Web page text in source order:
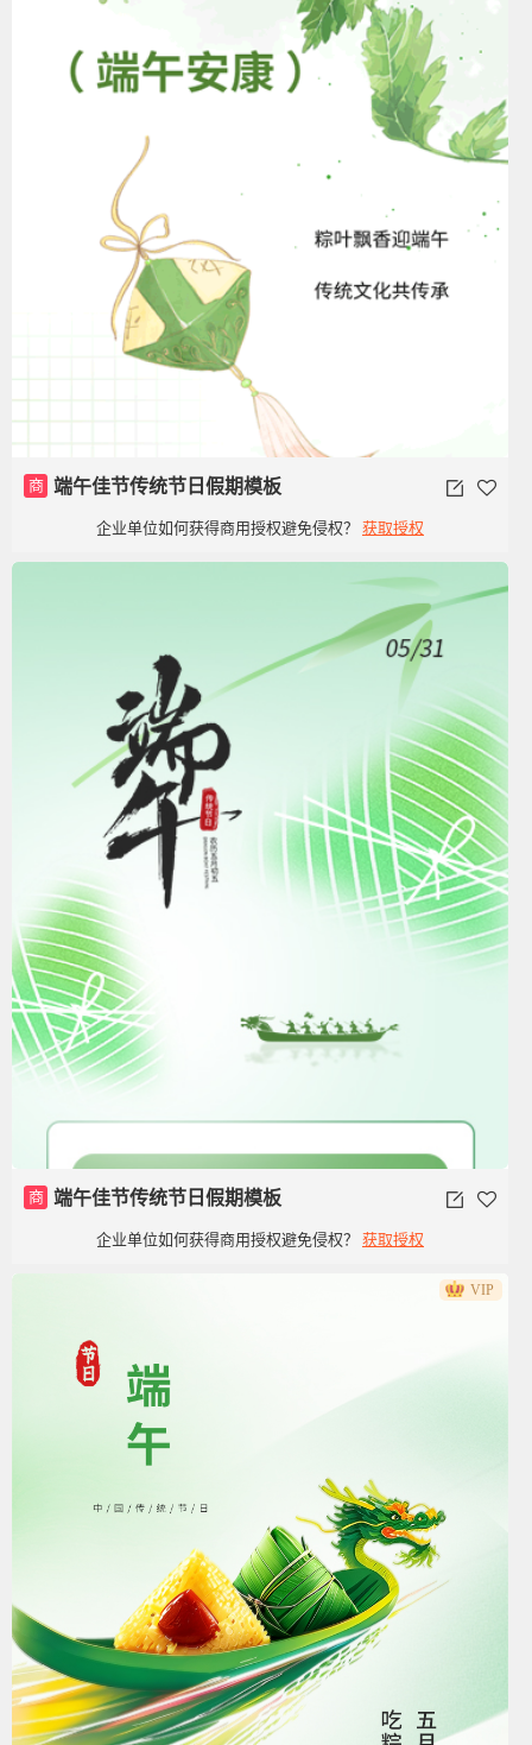
商 端午佳节传统节日假期模板
企业单位如何获得商用授权避免侵权？ 获取授权
商 端午佳节传统节日假期模板
企业单位如何获得商用授权避免侵权？ 获取授权
VIP